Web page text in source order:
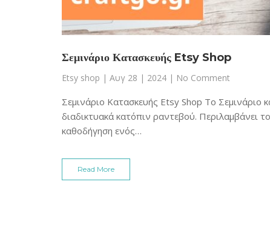
Σεμινάριο Κατασκευής Etsy Shop
Etsy shop | Αυγ 28 | 2024 | No Comment
Σεμινάριο Κατασκευής Etsy Shop Το Σεμινάριο
διαδικτυακά κατόπιν ραντεβού. Περιλαμβάνει
καθοδήγηση ενός…
Read More